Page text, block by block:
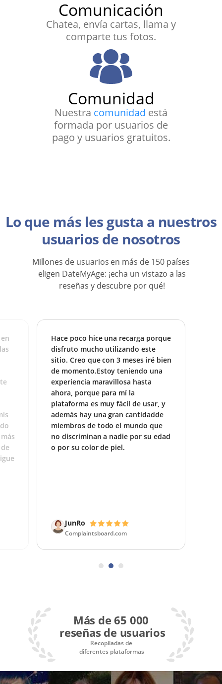
Comunicación
Chatea, envía cartas, llama y
comparte tus fotos.
Comunidad
Nuestra comunidad está
formada por usuarios de
pago y usuarios gratuitos.
Lo que más les gusta a nuestros
usuarios de nosotros
Millones de usuarios en más de 150 países
eligen DateMyAge: ¡echa un vistazo a las
reseñas y descubre por qué!
Hace poco hice una recarga porque
disfruto mucho utilizando este
sitio. Creo que con 3 meses iré bien
de momento.Estoy teniendo una
experiencia maravillosa hasta
ahora, porque para mí la
plataforma es muy fácil de usar, y
además hay una gran cantidadde
miembros de todo el mundo que
no discriminan a nadie por su edad
o por su color de piel.
JunRo
Complaintsboard.com
Más de 65 000
reseñas de usuarios
Recopiladas de
diferentes plataformas